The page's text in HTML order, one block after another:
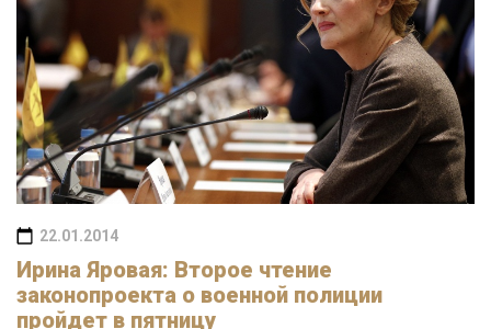
22.01.2014
Ирина Яровая: Второе чтение
законопроекта о военной полиции
пройдет в пятницу